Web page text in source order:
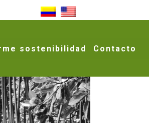
sostenibilidad Contacto
familiar y el autocuidado.